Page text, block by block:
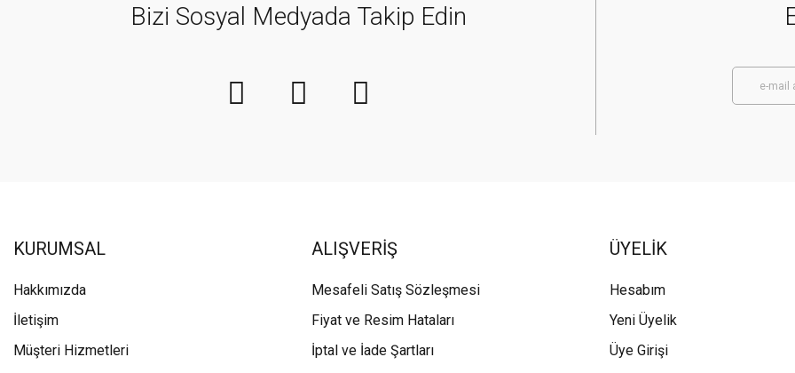
Bizi Sosyal Medyada Takip Edin
KURUMSAL
Hakkımızda
İletişim
Müşteri Hizmetleri
ALIŞVERİŞ
Mesafeli Satış Sözleşmesi
Fiyat ve Resim Hataları
İptal ve İade Şartları
ÜYELİK
Hesabım
Yeni Üyelik
Üye Girişi